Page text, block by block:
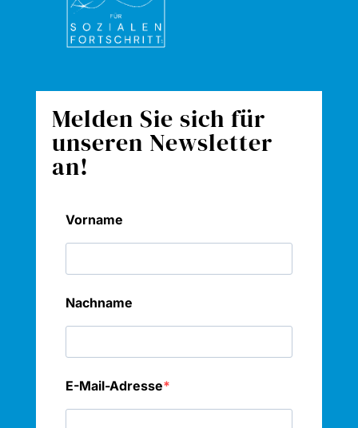
Melden Sie sich für
unseren Newsletter
an!
Vorname
Nachname
E-Mail-Adresse